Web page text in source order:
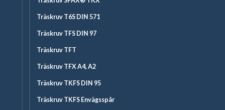
Träskruv T6S DIN 571
Träskruv TFS DIN 97
Träskruv TFT
Träskruv TFX A4, A2
Träskruv TKFS DIN 95
Träskruv TKFS Envägsspår